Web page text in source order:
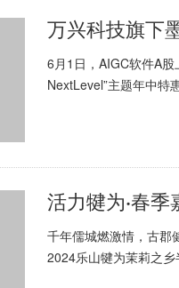
万兴科技旗下
6月1日，AIGC软件A
NextLevel”主题年中特
活力犍为·春
千年儒城燃激情，古郡
2024乐山犍为茉莉之